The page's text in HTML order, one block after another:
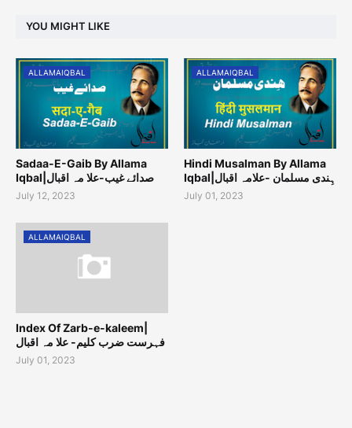
YOU MIGHT LIKE
ALLAMAIQBAL
Sadaa-E-Gaib By Allama
Iqbal|صدائے غیب-علا مہ اقبال
July 12, 2023
ALLAMAIQBAL
Hindi Musalman By Allama
Iqbal|ہِندی مسلمان -علامہ اقبال
July 01, 2023
ALLAMAIQBAL
Index Of Zarb-e-kaleem|
فہرست ضرب کلیم- علا مہ اقبال
July 01, 2023